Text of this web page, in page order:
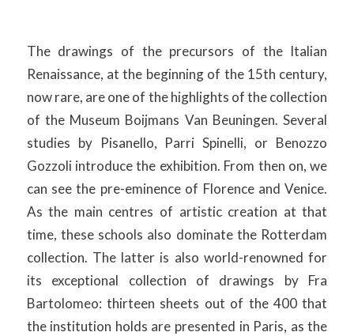
The drawings of the precursors of the Italian
Renaissance, at the beginning of the 15th century,
now rare, are one of the highlights of the collection
of the Museum Boijmans Van Beuningen. Several
studies by Pisanello, Parri Spinelli, or Benozzo
Gozzoli introduce the exhibition. From then on, we
can see the pre-eminence of Florence and Venice.
As the main centres of artistic creation at that
time, these schools also dominate the Rotterdam
collection. The latter is also world-renowned for
its exceptional collection of drawings by Fra
Bartolomeo: thirteen sheets out of the 400 that
the institution holds are presented in Paris, as the